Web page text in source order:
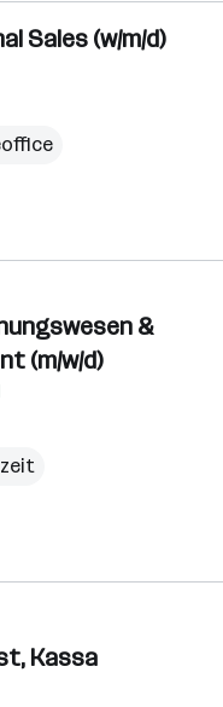
Sales (w/m/d)
&
(m/w/d)
Kassa